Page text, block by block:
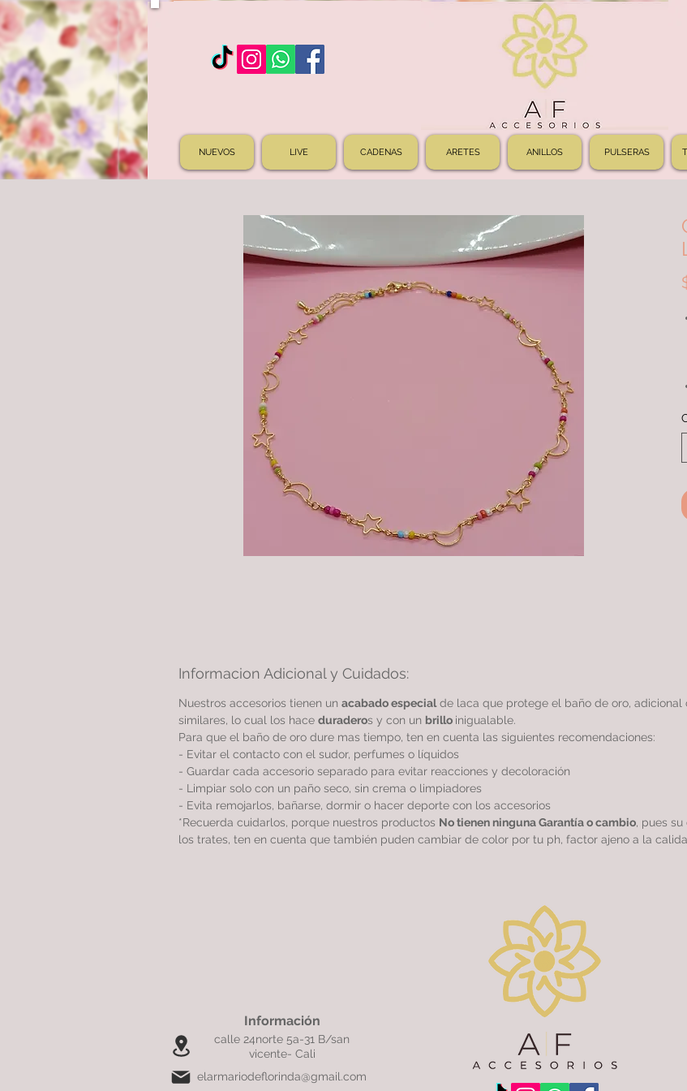
NUEVOS LIVE CADENAS ARETES ANILLOS PULSERAS
Informacion Adicional y Cuidados:
Nuestros accesorios tienen un acabado especialde laca que protege el baño de oro, adicional
similares, lo cual los hace duraderos y con un brillo inigualable.
Para que el baño de oro dure mas tiempo, ten en cuenta las siguientes recomendaciones:
- Evitar el contacto con el sudor, perfumes o líquidos
- Guardar cada accesorio separado para evitar reacciones y decoloración
- Limpiar solo con un paño seco, sin crema o limpiadores
- Evita remojarlos, bañarse, dormir o hacer deporte con los accesorios
*Recuerda cuidarlos, porque nuestros productos No tienen ninguna Garantía o cambio, pues
los trates, ten en cuenta que también puden cambiar de color por tu ph, factor ajeno a la
Información
calle 24norte 5a-31 B/san
vicente- Cali
elarmariodeflorinda@gmail.com